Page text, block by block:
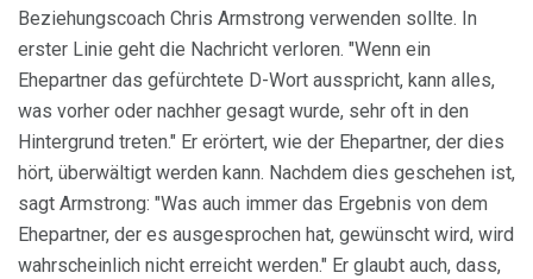
Beziehungscoach Chris Armstrong verwenden sollte. In
erster Linie geht die Nachricht verloren. "Wenn ein
Ehepartner das gefürchtete D-Wort ausspricht, kann alles,
was vorher oder nachher gesagt wurde, sehr oft in den
Hintergrund treten." Er erörtert, wie der Ehepartner, der dies
hört, überwältigt werden kann. Nachdem dies geschehen ist,
sagt Armstrong: "Was auch immer das Ergebnis von dem
Ehepartner, der es ausgesprochen hat, gewünscht wird, wird
wahrscheinlich nicht erreicht werden." Er glaubt auch, dass,